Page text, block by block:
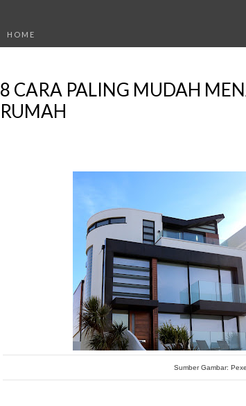
HOME
8 CARA PALING MUDAH
RUMAH
Sumber Gambar: